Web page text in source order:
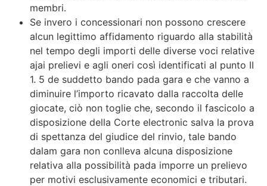
membri.
Se invero i concessionari non possono crescere
alcun legittimo affidamento riguardo alla stabilità
nel tempo degli importi delle diverse voci relative
ajai prelievi e agli oneri così identificati al punto II
1. 5 de suddetto bando pada gara e che vanno a
diminuire l’importo ricavato dalla raccolta delle
giocate, ciò non toglie che, secondo il fascicolo a
disposizione della Corte electronic salva la prova
di spettanza del giudice del rinvio, tale bando
dalam gara non conlleva alcuna disposizione
relativa alla possibilità pada imporre un prelievo
per motivi esclusivamente economici e tributari.